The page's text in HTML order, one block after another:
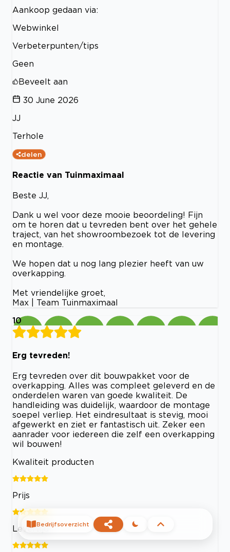
Aankoop gedaan via:
Webwinkel
Verbeterpunten/tips
Geen
Beveelt aan
30 June 2026
JJ
Terhole
delen
Reactie van Tuinmaximaal
Beste JJ,
Dank u wel voor deze mooie beoordeling! Fijn
om te horen dat u tevreden bent over het gehele
traject, van het showroombezoek tot de levering
en montage.
We hopen dat u nog lang plezier heeft van uw
overkapping.
Met vriendelijke groet,
Max | Team Tuinmaximaal
10
Erg tevreden!
Erg tevreden over dit bouwpakket voor de
overkapping. Alles was compleet geleverd en de
onderdelen waren van goede kwaliteit. De
handleiding was duidelijk, waardoor de montage
soepel verliep. Het eindresultaat is stevig, mooi
afgewerkt en ziet er fantastisch uit. Zeker een
aanrader voor iedereen die zelf een overkapping
wil bouwen!
Kwaliteit producten
Prijs
LevertijdBedrijfsoverzicht